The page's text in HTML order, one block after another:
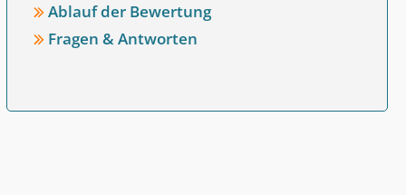
Ablauf der Bewertung
Fragen & Antworten